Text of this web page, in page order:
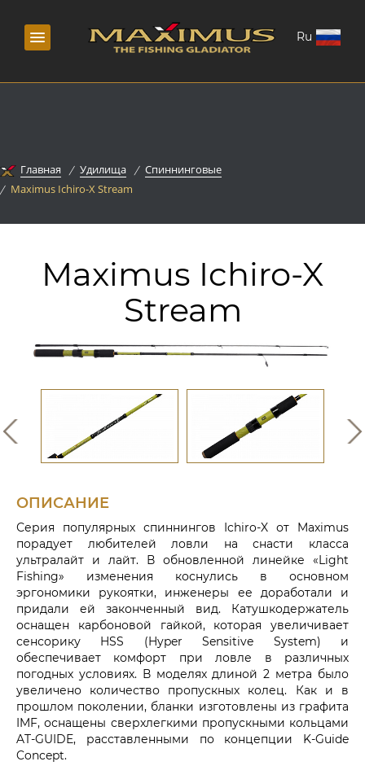
Ru
Главная Удилища
Спиннинговые
Maximus Ichiro-X Stream
Maximus Ichiro-X
Stream
ОПИСАНИЕ
Серия популярных спиннингов Ichiro-X от Maximus
порадует любителей ловли на снасти класса
ультралайт и лайт. В обновленной линейке «Light
Fishing» изменения коснулись в основном
эргономики рукоятки, инженеры ее доработали и
придали ей законченный вид. Катушкодержатель
оснащен карбоновой гайкой, которая увеличивает
сенсорику HSS (Hyper Sensitive System) и
обеспечивает комфорт при ловле в различных
погодных условиях. В моделях длиной 2 метра было
увеличено количество пропускных колец. Как и в
прошлом поколении, бланки изготовлены из графита
IMF, оснащены сверхлегкими пропускными кольцами
AT-GUIDE, расставленными по концепции K-Guide
Concept.